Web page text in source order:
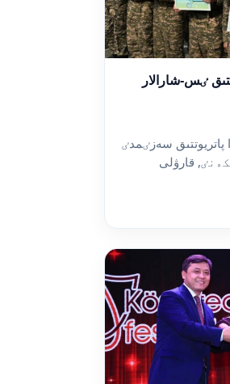
ٸس-شارالار
پاتريوتتىق سەزٸمدٸ
قارۋلى